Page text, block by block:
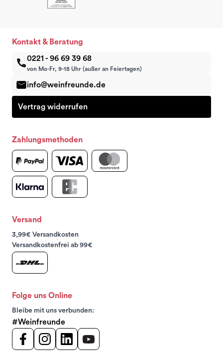
Kontakt & Beratung
0221 - 96 69 39 68
von Mo-Fr, 9-18 Uhr (außer an Feiertagen)
info@weinfreunde.de
Vertrag widerrufen
Zahlungsmethoden
Versand
3,99€ Versandkosten
Versandkostenfrei ab 99€
Folge uns Online
Bleibe mit uns verbunden:
#Weinfreunde